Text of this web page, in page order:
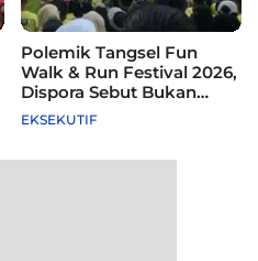
Polemik Tangsel Fun
Walk & Run Festival 2026,
Dispora Sebut Bukan
Agenda Pemkot
EKSEKUTIF